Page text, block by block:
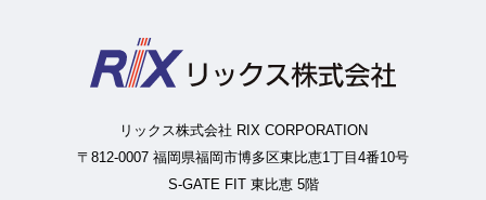
リックス株式会社 RIX CORPORATION
〒812-0007 福岡県福岡市博多区東比恵1丁目4番10号
S-GATE FIT 東比恵 5階